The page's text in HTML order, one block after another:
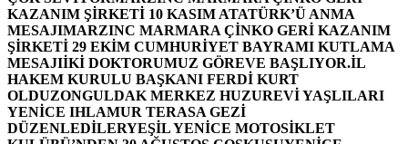
KAZANIM ŞİRKETİ 10 KASIM ATATÜRK’Ü ANMA
MESAJIMARZINC MARMARA ÇİNKO GERİ KAZANIM
ŞİRKETİ 29 EKİM CUMHURİYET BAYRAMI KUTLAMA
MESAJIİKİ DOKTORUMUZ GÖREVE BAŞLIYOR.İL
HAKEM KURULU BAŞKANI FERDİ KURT
OLDUZONGULDAK MERKEZ HUZUREVİ YAŞLILARI
YENİCE IHLAMUR TERASA GEZİ
DÜZENLEDİLERYEŞİL YENİCE MOTOSİKLET